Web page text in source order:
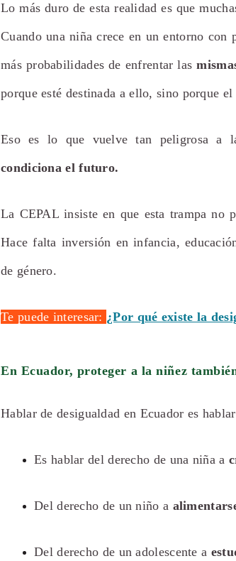
Lo más duro de esta realidad es que
Cuando una niña crece en un entorno
más probabilidades de enfrentar las
porque esté destinada a ello, sino porque
Eso es lo que vuelve tan peligrosa a
condiciona el futuro.
La CEPAL insiste en que esta trampa no
Hace falta inversión en infancia,
de género.
Te puede interesar: ¿Por qué existe la
En Ecuador, proteger a la niñez
Hablar de desigualdad en Ecuador es
Es hablar del derecho de una niña a
Del derecho de un niño a
Del derecho de un adolescente a